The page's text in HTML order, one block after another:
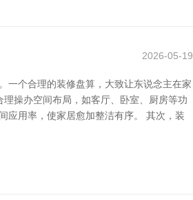
2026-05-19
一个合理的装修盘算，大致让东说念主在家
操办空间布局，如客厅、卧室、厨房等功
应用率，使家居愈加整洁有序。 其次，装